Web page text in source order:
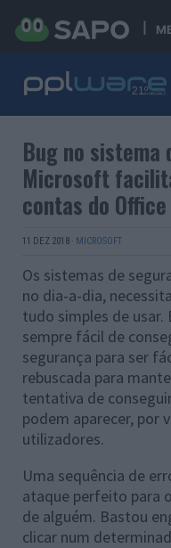
Bug no sistema
Microsoft
contas do Office
11 DEZ 2018 · MICROSOFT
Os sistemas de
no dia-a-dia,
tudo simples de
sempre fácil de
segurança para ser
rebuscada para
tentativa de
podem aparecer, por
utilizadores.
Uma sequência de
ataque perfeito para
de alguém. Bastou
clicar num